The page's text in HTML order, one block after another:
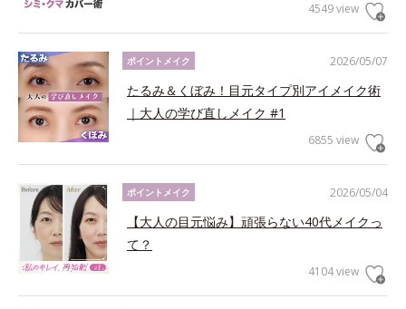
4549 view
2026/05/07
ポイントメイク
たるみ＆くぼみ！目元タイプ別アイメイク術
｜大人の学び直しメイク #1
6855 view
2026/05/04
ポイントメイク
【大人の目元悩み】頑張らない40代メイクっ
て？
4104 view